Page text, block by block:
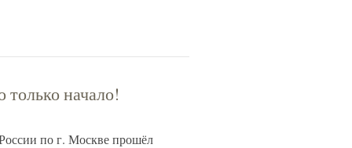
начало!
по г. Москве прошёл